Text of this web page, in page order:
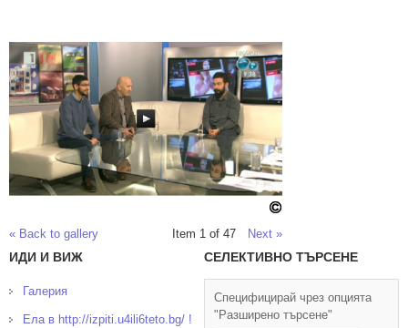
« Back to gallery Item 1 of 47 Next »
ИДИ И ВИЖ
Галерия
Ела в http://izpiti.u4ili6teto.bg/ !
СЕЛЕКТИВНО ТЪРСЕНЕ
Специфицирай чрез опцията
"Разширено търсене"